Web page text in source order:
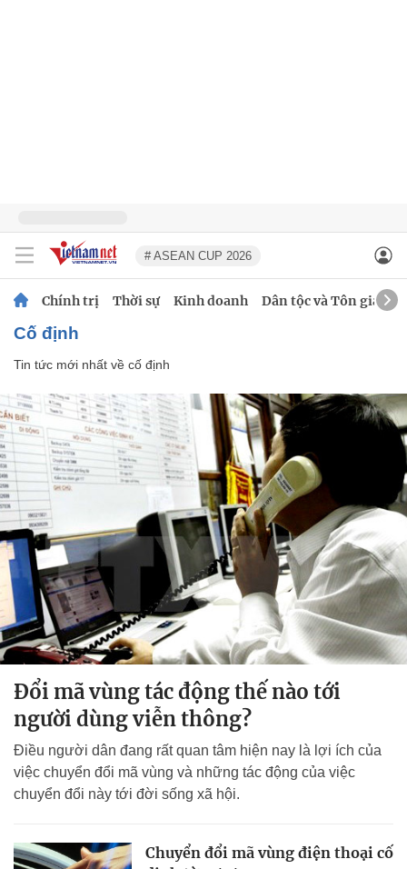
# ASEAN CUP 2026
Chính trị Thời sự Kinh doanh Dân tộc và Tôn giáo
cố định
Tin tức mới nhất về cố định
Đổi mã vùng tác động thế nào tới
người dùng viễn thông?
Điều người dân đang rất quan tâm hiện nay là lợi ích của
việc chuyển đổi mã vùng và những tác động của việc
chuyển đổi này tới đời sống xã hội.
Chuyển đổi mã vùng điện thoại cố